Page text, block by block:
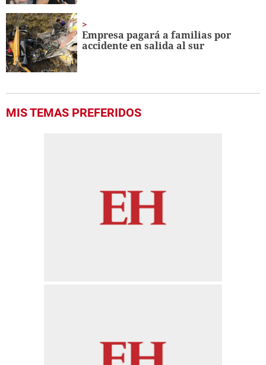
Empresa pagará a familias por
accidente en salida al sur
MIS TEMAS PREFERIDOS